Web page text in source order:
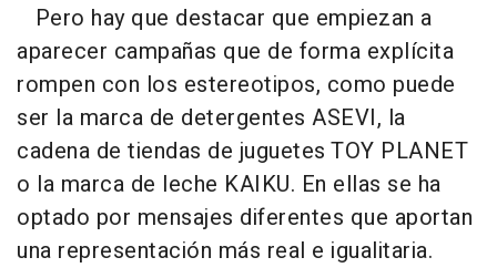
Pero hay que destacar que empiezan a
aparecer campañas que de forma explícita
rompen con los estereotipos, como puede
ser la marca de detergentes ASEVI, la
cadena de tiendas de juguetes TOY PLANET
o la marca de leche KAIKU. En ellas se ha
optado por mensajes diferentes que aportan
una representación más real e igualitaria.